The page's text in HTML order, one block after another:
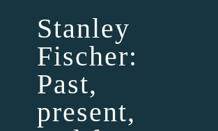
Stanley
Fischer:
Past,
present,